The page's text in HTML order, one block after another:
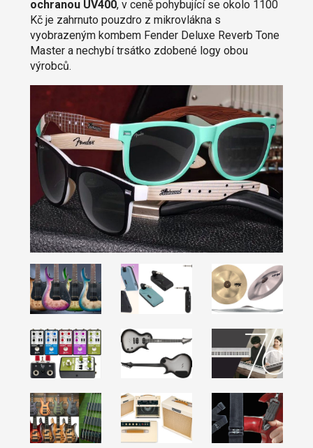
ochranou UV400, v ceně pohybující se okolo 1100
Kč je zahrnuto pouzdro z mikrovlákna s
vyobrazeným kombem Fender Deluxe Reverb Tone
Master a nechybí trsátko zdobené logy obou
výrobců.